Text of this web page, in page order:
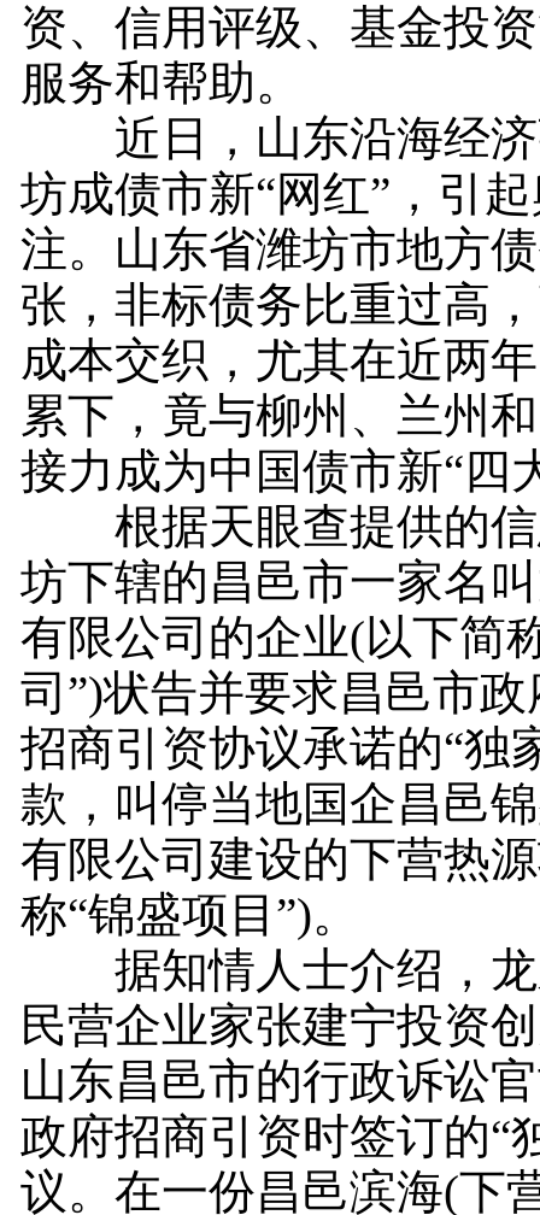
资、信用评级、基金投
服务和帮助。
近日，山东沿海经
坊成债市新“网红”，引
注。山东省潍坊市地方
张，非标债务比重过高
成本交织，尤其在近两
累下，竟与柳州、兰州
接力成为中国债市新“四
根据天眼查提供的信
坊下辖的昌邑市一家名
有限公司的企业(以下简
司”)状告并要求昌邑市
招商引资协议承诺的“独
款，叫停当地国企昌邑
有限公司建设的下营热
称“锦盛项目”)。
据知情人士介绍，龙
民营企业家张建宁投资
山东昌邑市的行政诉讼
政府招商引资时签订的“
议。在一份昌邑滨海(下